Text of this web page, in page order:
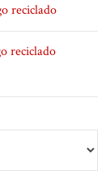
reciclado
reciclado